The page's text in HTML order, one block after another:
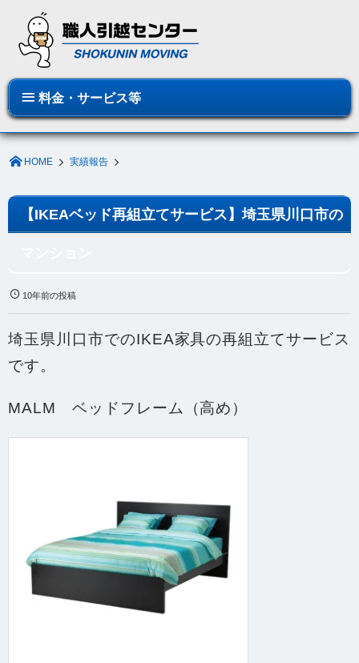
料金・サービス等
HOME 実績報告
【IKEAベッド再組立てサービス】埼玉県川口市の
10年前の投稿
埼玉県川口市でのIKEA家具の再組立てサービス
です。
MALM ベッドフレーム（高め）